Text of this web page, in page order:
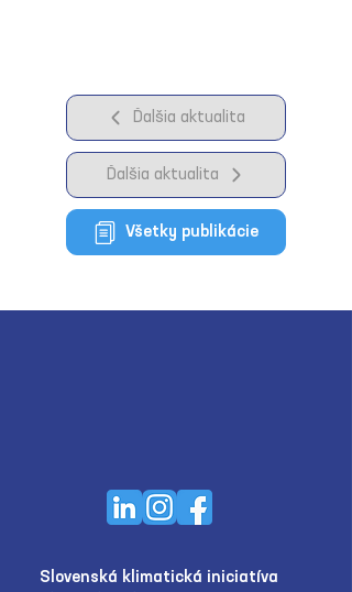
Ďalšia aktualita
Ďalšia aktualita
Všetky publikácie
Slovenská klimatická iniciatíva